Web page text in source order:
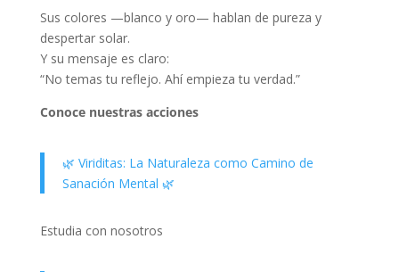
Sus colores —blanco y oro— hablan de pureza y
despertar solar.
Y su mensaje es claro:
“No temas tu reflejo. Ahí empieza tu verdad.”
Conoce nuestras acciones
🌿 Viriditas: La Naturaleza como Camino de
Sanación Mental 🌿
Estudia con nosotros